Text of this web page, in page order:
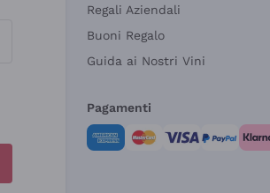
Regali Aziendali
Buoni Regalo
Guida ai Nostri Vini
Pagamenti